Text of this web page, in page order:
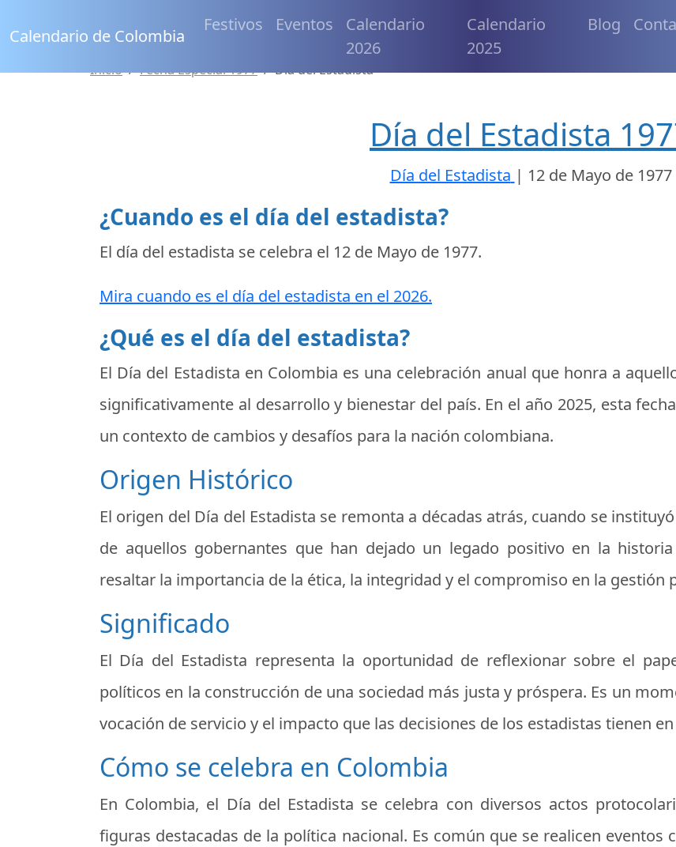
Calendario de Colombia
Festivos Eventos
Calendario
2026
Calendario
2025
Blog
Inicio Fecha Especial 1977 Día del Estadista
Día del Estadista
Día del Estadista | 12 de Mayo de 1977
¿Cuando es el día del estadista?
El día del estadista se celebra el 12 de Mayo de 1977.
Mira cuando es el día del estadista en el 2026.
¿Qué es el día del estadista?
El Día del Estadista en Colombia es una celebración anual que honra a
significativamente al desarrollo y bienestar del país. En el año 2025, esta
un contexto de cambios y desafíos para la nación colombiana.
Origen Histórico
El origen del Día del Estadista se remonta a décadas atrás, cuando se
de aquellos gobernantes que han dejado un legado positivo en la
resaltar la importancia de la ética, la integridad y el compromiso en la gestión
Significado
El Día del Estadista representa la oportunidad de reflexionar sobre el
políticos en la construcción de una sociedad más justa y próspera. Es un
vocación de servicio y el impacto que las decisiones de los estadistas tienen
Cómo se celebra en Colombia
En Colombia, el Día del Estadista se celebra con diversos actos
figuras destacadas de la política nacional. Es común que se realicen eventos